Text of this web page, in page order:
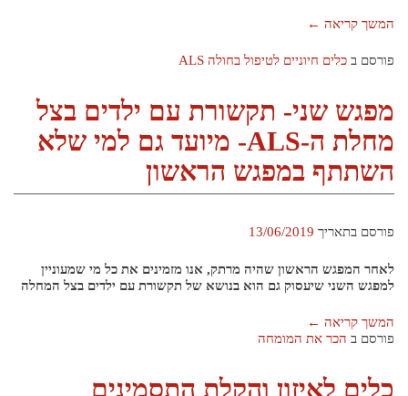
המשך קריאה ←
פורסם ב כלים חיוניים לטיפול בחולה ALS
מפגש שני- תקשורת עם ילדים בצל
מחלת ה-ALS- מיועד גם למי שלא
השתתף במפגש הראשון
פורסם בתאריך 13/06/2019
לאחר המפגש הראשון שהיה מרתק, אנו מזמינים את כל מי שמעוניין
למפגש השני שיעסוק גם הוא בנושא של תקשורת עם ילדים בצל המחלה
המשך קריאה ←
פורסם ב הכר את המומחה
כלים לאיזון והקלת התסמינים